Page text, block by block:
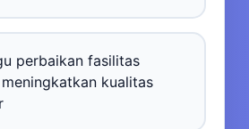
perbaikan fasilitas
kualitas